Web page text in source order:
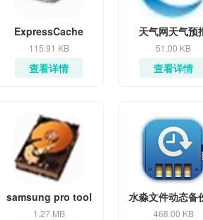
ExpressCache
115.91 KB
查看详情
天气网天气预
51.00 KB
查看详情
samsung pro tool
1.27 MB
水淼文件动态备
手
468.00 KB